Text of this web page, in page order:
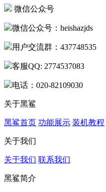
微信公众号
微信公众号：heishazjds
用户交流群：437748535
客服QQ: 2774537083
电话：020-82109030
关于黑鲨
黑鲨首页 功能展示 装机教程
关于我们
关于我们 联系我们
黑鲨简介